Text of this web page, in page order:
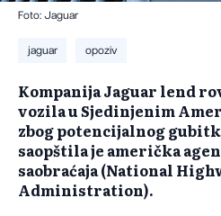
Foto: Jaguar
jaguar opoziv
Kompanija Jaguar lend
vozila u Sjedinjenim
zbog potencijalnog
saopštila je američka
saobraćaja (National
Administration).